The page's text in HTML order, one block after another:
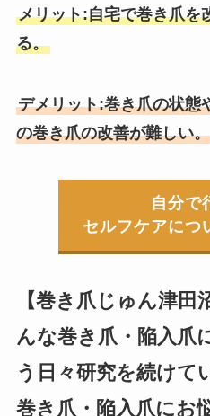
メリット:自宅で巻き爪を
る。
デメリット:巻き爪の状態
の巻き爪の改善が難しい。
自分で
セルフケアにつ
【巻き爪じゅん津
んな巻き爪・陥入爪
う日々研究を続けて
巻き爪・陥入爪にお